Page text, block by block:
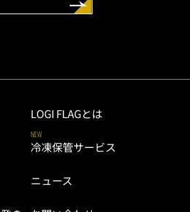
LOGI FLAGとは
NEW
冷凍保管サービス
ニュース